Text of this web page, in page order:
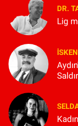
DR.
Lig